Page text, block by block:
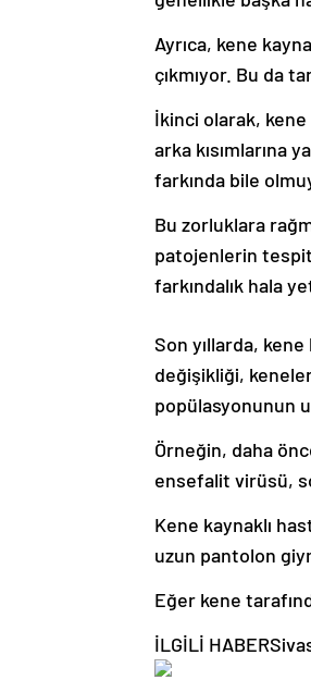
Ayrıca, kene
çıkmıyor. Bu da
İkinci olarak, kene
arka kısımlarına
farkında bile
Bu zorluklara
patojenlerin
farkındalık hala
Son yıllarda, kene
değişikliği,
popülasyonunun
Örneğin, daha
ensefalit virüsü,
Kene kaynaklı
uzun pantolon
Eğer kene
İLGİLİ HABER